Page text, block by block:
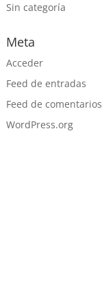
Sin categoría
Meta
Acceder
Feed de entradas
Feed de comentarios
WordPress.org